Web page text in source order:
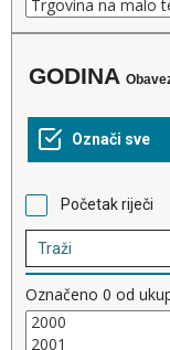
GODINA
Početak riječi
Označeno 0 od